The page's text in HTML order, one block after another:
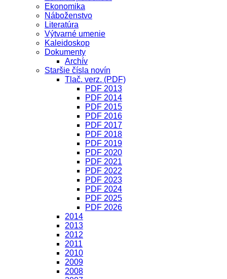
Ekonomika
Náboženstvo
Literatúra
Výtvarné umenie
Kaleidoskop
Dokumenty
Archív
Staršie čísla novín
Tlač. verz. (PDF)
PDF 2013
PDF 2014
PDF 2015
PDF 2016
PDF 2017
PDF 2018
PDF 2019
PDF 2020
PDF 2021
PDF 2022
PDF 2023
PDF 2024
PDF 2025
PDF 2026
2014
2013
2012
2011
2010
2009
2008